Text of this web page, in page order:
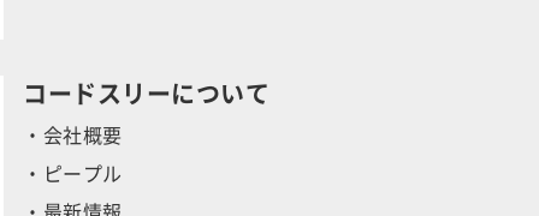
コードスリーについて
・会社概要
・ピープル
・最新情報